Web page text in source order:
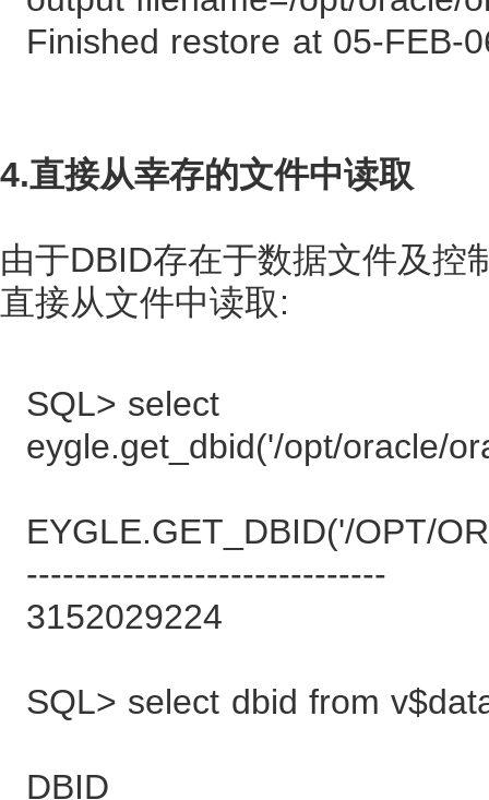
Finished restore at 05-FEB-
4.直接从幸存的文件中读取
由于DBID存在于数据文件及控
直接从文件中读取:
SQL> select
eygle.get_dbid('/opt/oracle/
EYGLE.GET_DBID('/OPT/
------------------------------
3152029224
SQL> select dbid from
DBID